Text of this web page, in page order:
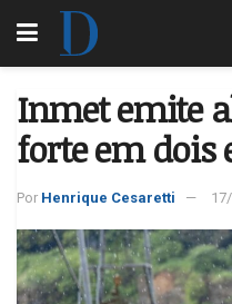
Inmet emite
forte em dois
Por Henrique Cesaretti